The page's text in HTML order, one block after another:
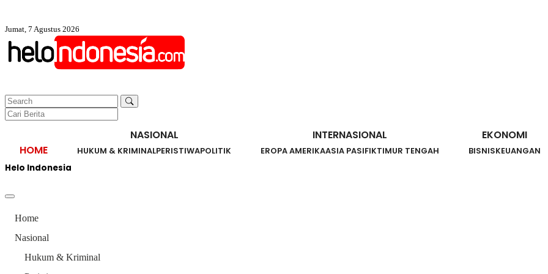
Jumat, 7 Agustus 2026
HOME
NASIONAL
HUKUM & KRIMINALPERISTIWAPOLITIK
INTERNASIONAL
EROPA AMERIKAASIA PASIFIKTIMUR TENGAH
EKONOMI
BISNISKEUANGAN
Helo Indonesia
Home
Nasional
Hukum & Kriminal